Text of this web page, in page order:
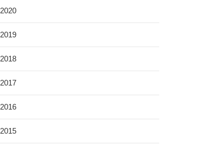
2020
2019
2018
2017
2016
2015